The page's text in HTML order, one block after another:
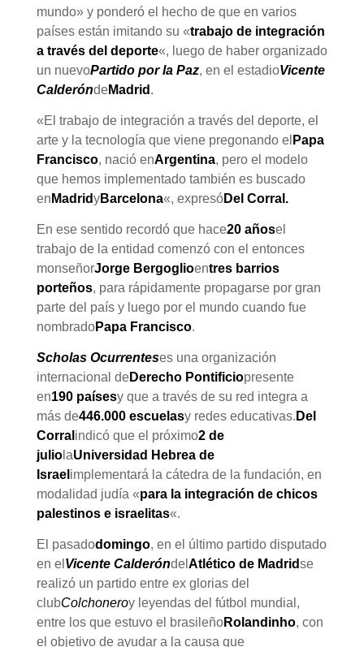
mundo» y ponderó el hecho de que en varios
países están imitando su «trabajo de integración
a través del deporte«, luego de haber organizado
un nuevoPartido por la Paz, en el estadioVicente
CalderóndeMadrid .
«El trabajo de integración a través del deporte, el
arte y la tecnología que viene pregonando el Papa
Francisco, nació enArgentina, pero el modelo
que hemos implementado también es buscado
en MadridyBarcelona«, expresóDel Corral.
En ese sentido recordó que hace20 añosel
trabajo de la entidad comenzó con el entonces
monseñorJorge Bergoglioentres barrios
porteños, para rápidamente propagarse por gran
parte del país y luego por el mundo cuando fue
nombradoPapa Francisco.
Scholas Ocurrenteses una organización
internacional deDerecho Pontificiopresente
en190 paísesy que a través de su red integra a
más de446.000 escuelasy redes educativas. Del
Corral indicó que el próximo2 de
juliolaUniversidad Hebrea de
Israel implementará la cátedra de la fundación, en
modalidad judía «para la integración de chicos
palestinos e israelitas«.
El pasadodomingo, en el último partido disputado
en el Vicente Calderóndel Atlético de Madridse
realizó un partido entre ex glorias del
clubColchoneroy leyendas del fútbol mundial,
entre los que estuvo el brasileñoRolandinho, con
el objetivo de ayudar a la causa que